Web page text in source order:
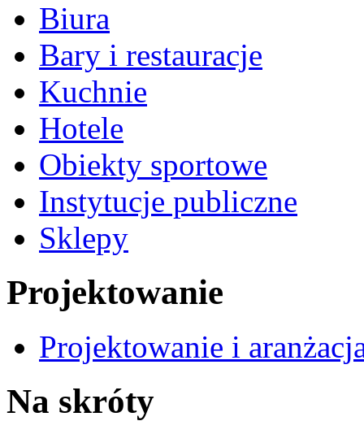
Biura
Bary i restauracje
Kuchnie
Hotele
Obiekty sportowe
Instytucje publiczne
Sklepy
Projektowanie
Projektowanie i
Na skróty